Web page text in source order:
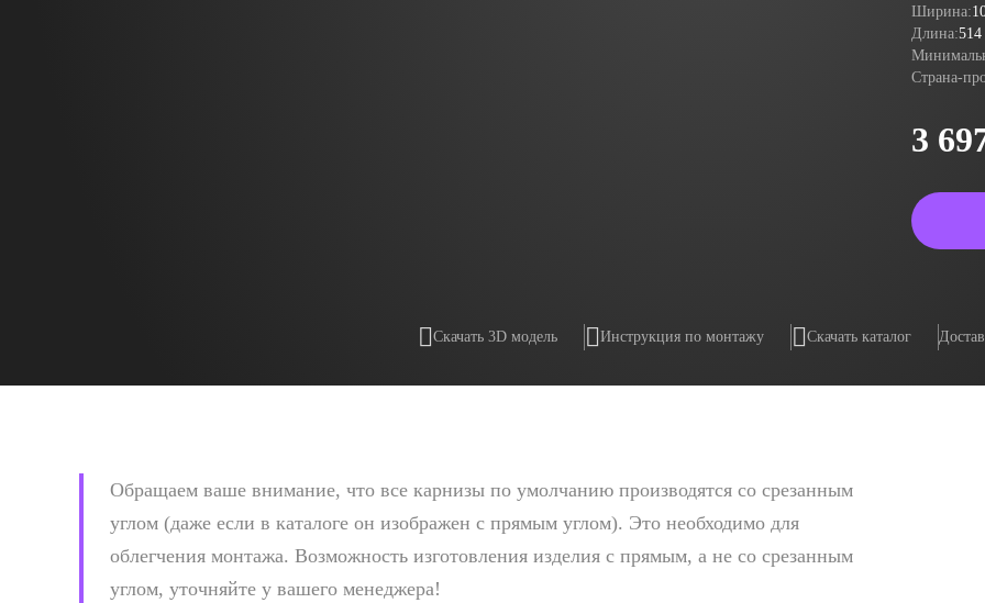
Ширина:
Длина:
Страна-
3
Скачать 3D модель Инструкция по монтажу Скачать каталог
Обращаем ваше внимание, что все карнизы по умолчанию производятся со срезанным
углом (даже если в каталоге он изображен с прямым углом). Это необходимо для
облегчения монтажа. Возможность изготовления изделия с прямым, а не со срезанным
углом, уточняйте у вашего менеджера!